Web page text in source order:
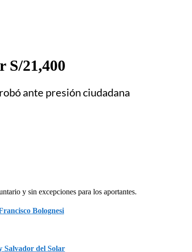
S/21,400
ante presión ciudadana
y sin excepciones para los aportantes.
Bolognesi
Salvador del Solar